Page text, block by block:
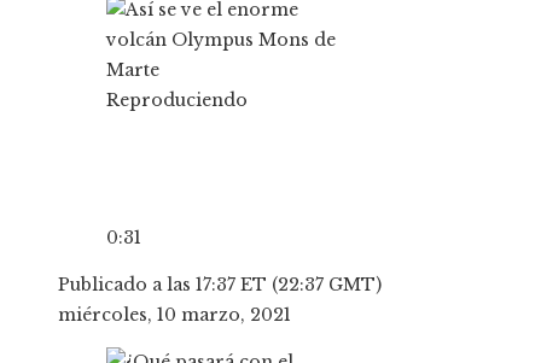
Reproduciendo
0:31
Publicado a las 17:37 ET (22:37 GMT)
miércoles, 10 marzo, 2021